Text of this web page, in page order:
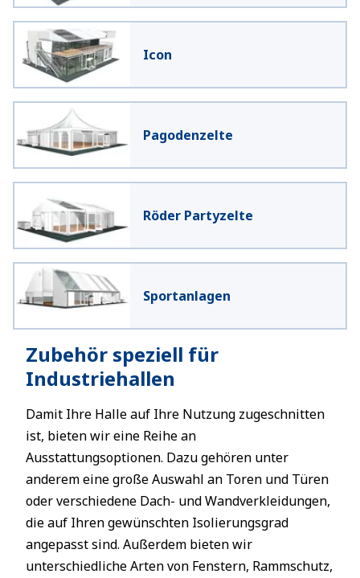
Icon
Pagodenzelte
Röder Partyzelte
Sportanlagen
Zubehör speziell für
Industriehallen
Damit Ihre Halle auf Ihre Nutzung zugeschnitten
ist, bieten wir eine Reihe an
Ausstattungsoptionen. Dazu gehören unter
anderem eine große Auswahl an Toren und Türen
oder verschiedene Dach- und Wandverkleidungen,
die auf Ihren gewünschten Isolierungsgrad
angepasst sind. Außerdem bieten wir
unterschiedliche Arten von Fenstern, Rammschutz,